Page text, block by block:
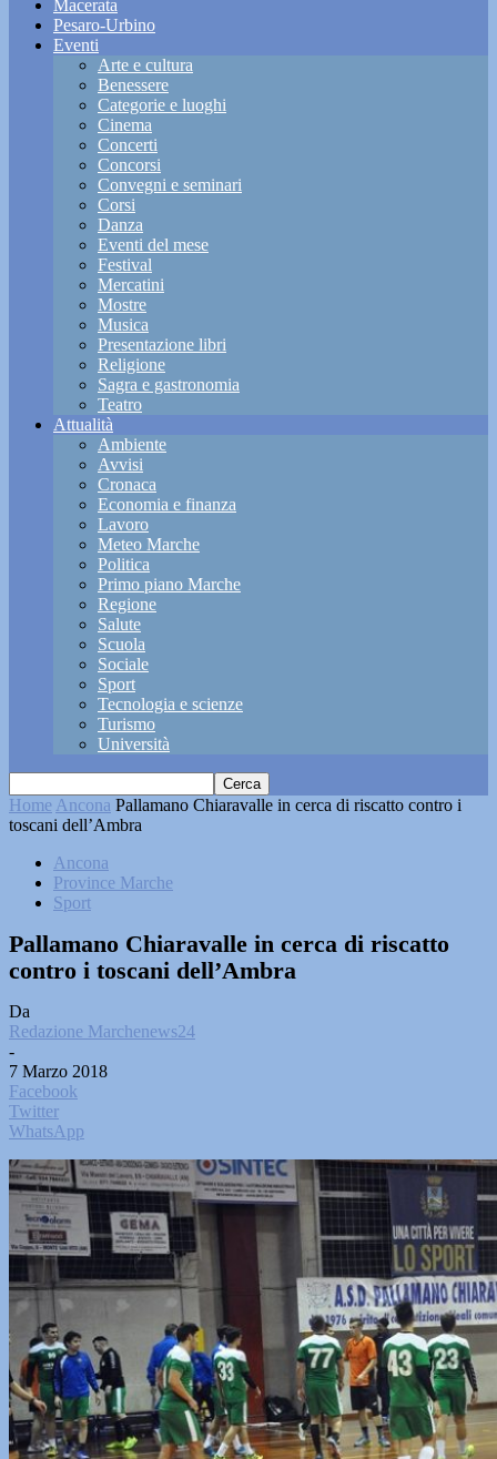
Macerata
Pesaro-Urbino
Eventi
Arte e cultura
Benessere
Categorie e luoghi
Cinema
Concerti
Concorsi
Convegni e seminari
Corsi
Danza
Eventi del mese
Festival
Mercatini
Mostre
Musica
Presentazione libri
Religione
Sagra e gastronomia
Teatro
Attualità
Ambiente
Avvisi
Cronaca
Economia e finanza
Lavoro
Meteo Marche
Politica
Primo piano Marche
Regione
Salute
Scuola
Sociale
Sport
Tecnologia e scienze
Turismo
Università
Home Ancona Pallamano Chiaravalle in cerca di riscatto contro i
toscani dell’Ambra
Ancona
Province Marche
Sport
Pallamano Chiaravalle in cerca di riscatto
contro i toscani dell’Ambra
Da
Redazione Marchenews24
-
7 Marzo 2018
Facebook
Twitter
WhatsApp